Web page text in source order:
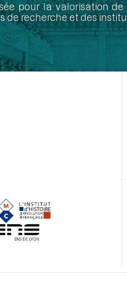
pour la valorisation
de recherche et des